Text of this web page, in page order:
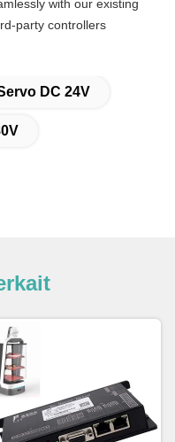
with our existing
party controllers
DC 24V